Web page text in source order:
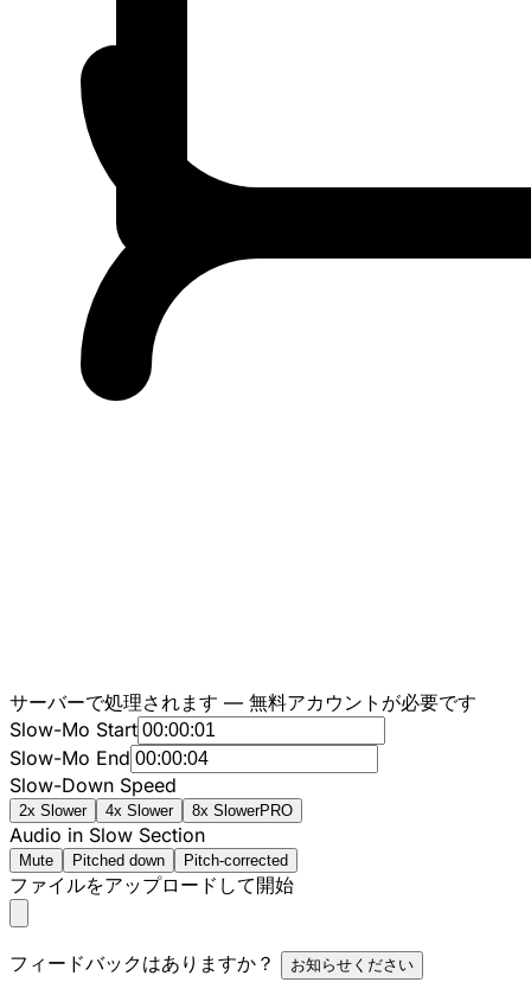
サーバーで処理されます — 無料アカウントが必要です
Slow-Mo Start
Slow-Mo End
Slow-Down Speed
2x Slower 4x Slower 8x SlowerPRO
Audio in Slow Section
Mute Pitched down Pitch-corrected
ファイルをアップロードして開始
フィードバックはありますか？ お知らせください